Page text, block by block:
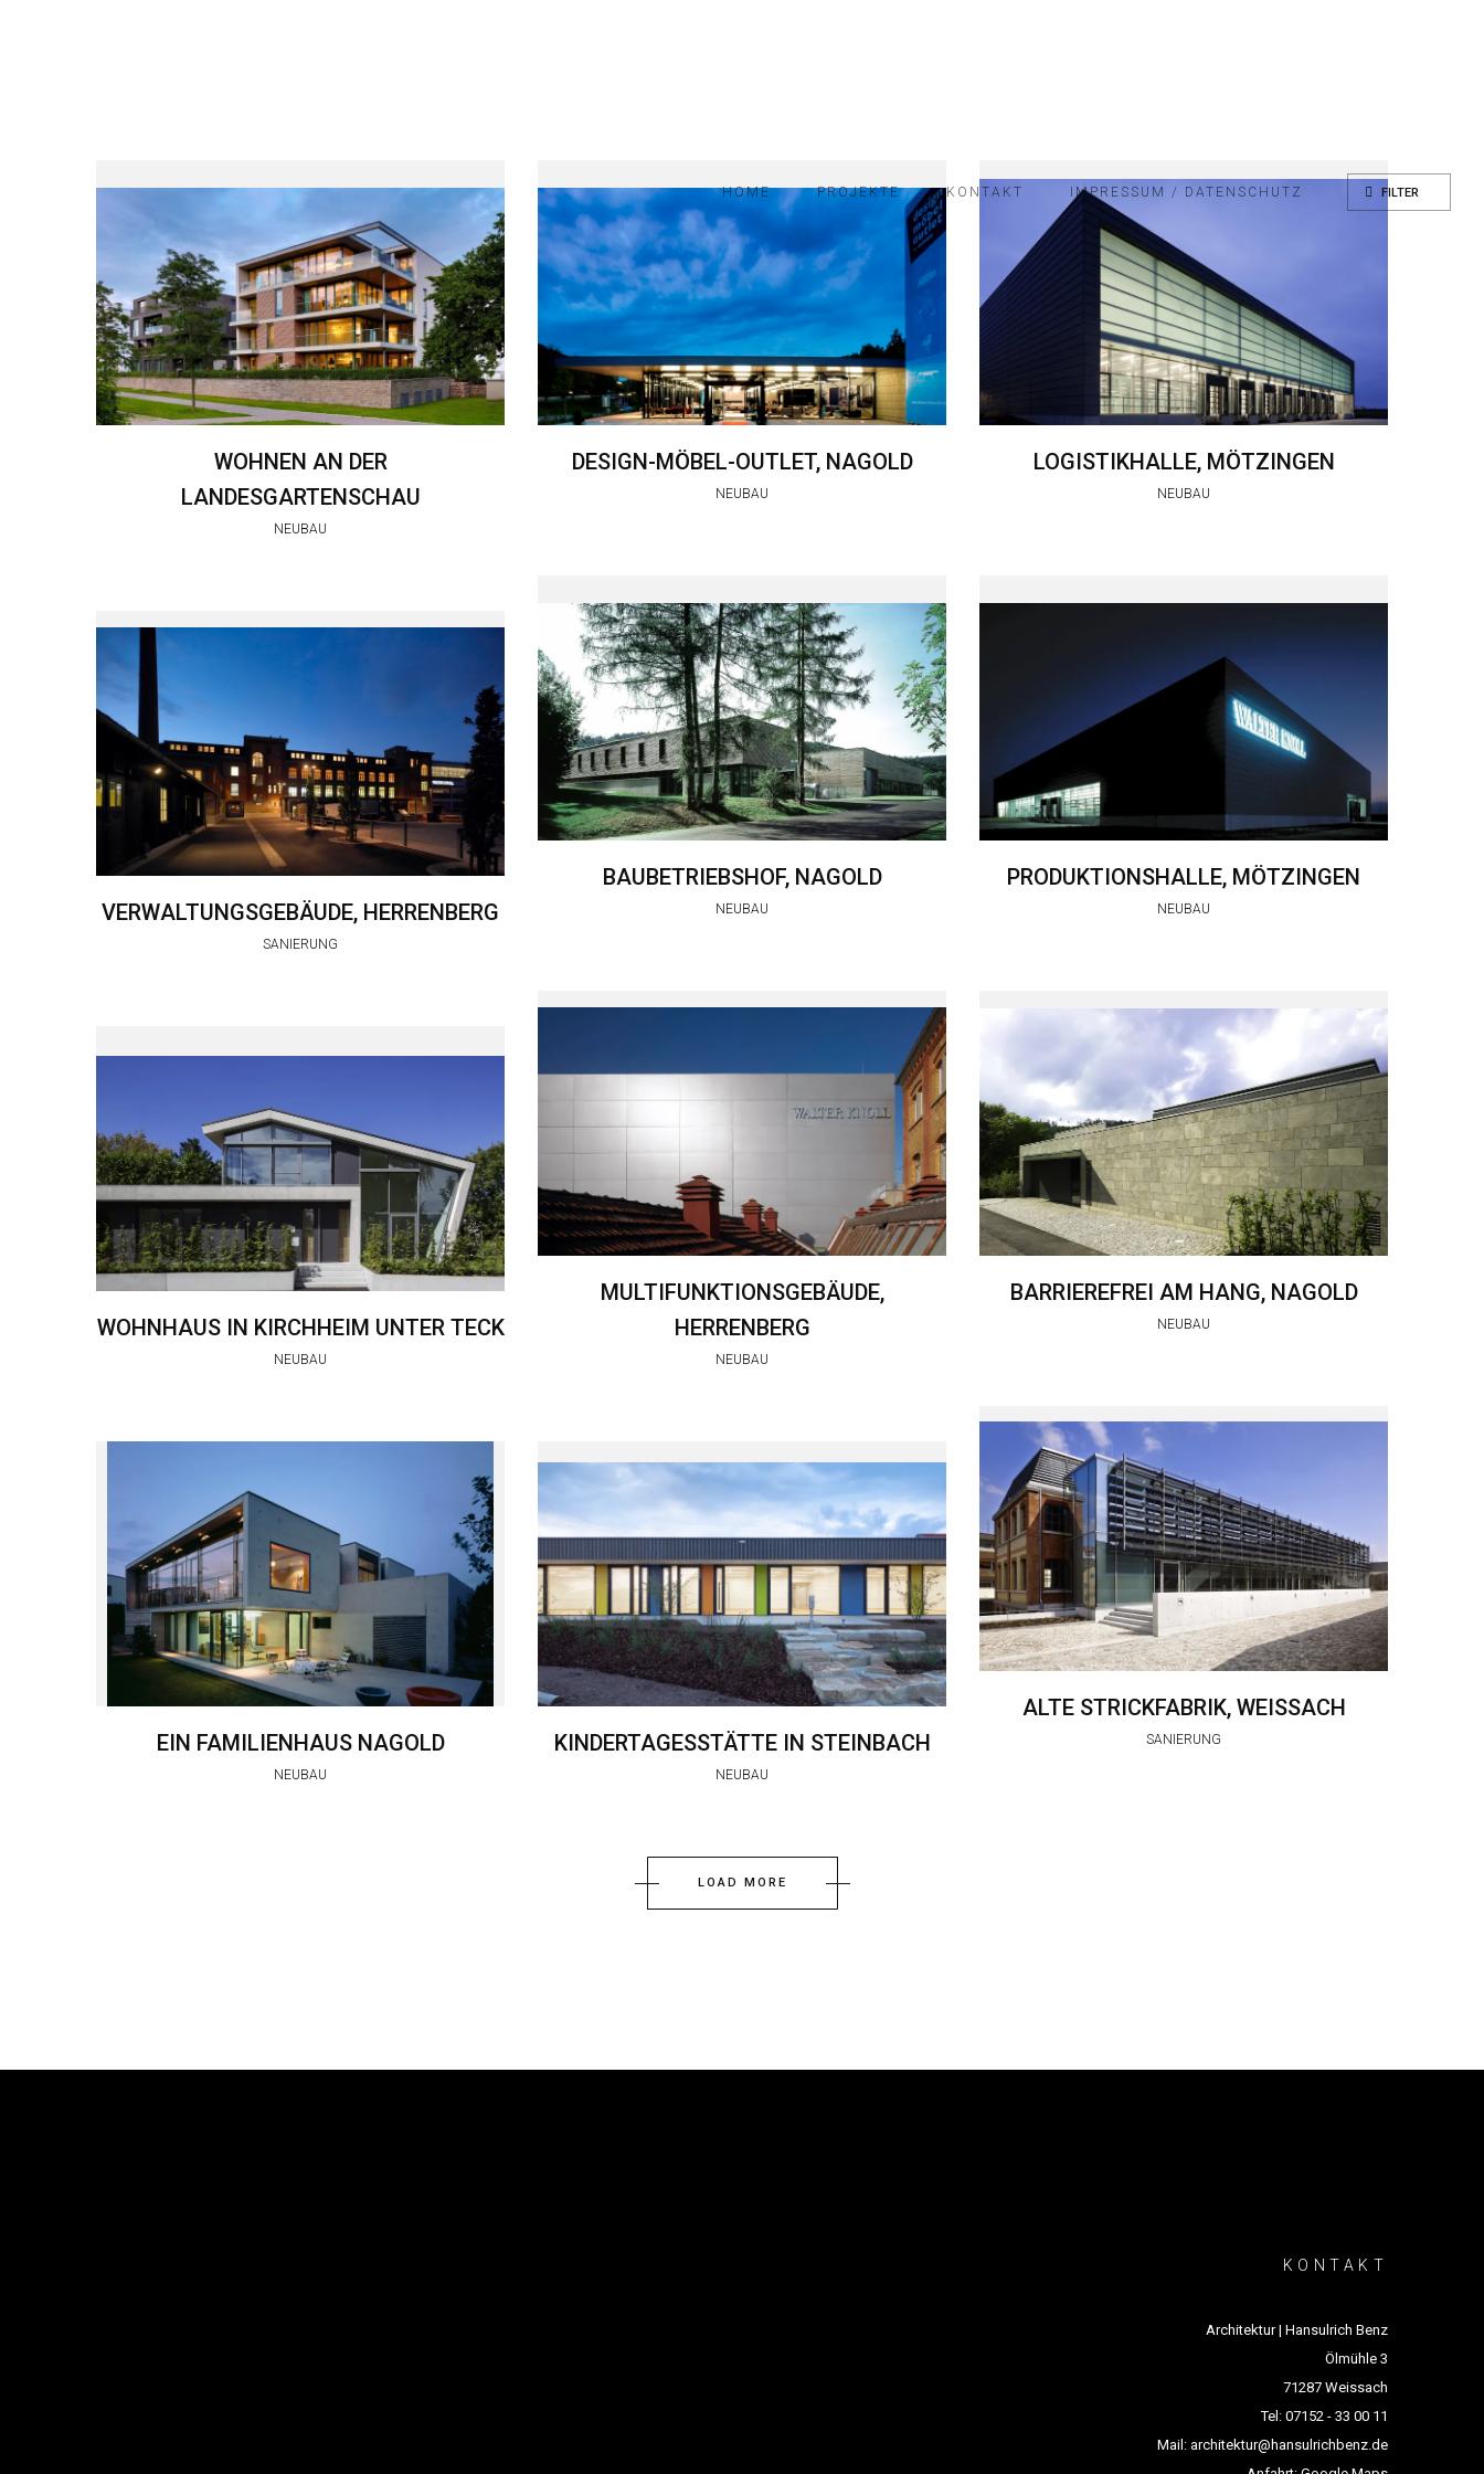
HOME PROJEKTE KONTAKT IMPRESSUM / DATENSCHUTZ FILTER
WOHNEN AN DER
LANDESGARTENSCHAU
NEUBAU
DESIGN-MÖBEL-OUTLET, NAGOLD
NEUBAU
LOGISTIKHALLE, MÖTZINGEN
NEUBAU
BAUBETRIEBSHOF, NAGOLD
NEUBAU
PRODUKTIONSHALLE, MÖTZINGEN
NEUBAU
VERWALTUNGSGEBÄUDE, HERRENBERG
SANIERUNG
MULTIFUNKTIONSGEBÄUDE,
HERRENBERG
NEUBAU
BARRIEREFREI AM HANG, NAGOLD
NEUBAU
WOHNHAUS IN KIRCHHEIM UNTER TECK
NEUBAU
ALTE STRICKFABRIK, WEISSACH
SANIERUNG
EIN FAMILIENHAUS NAGOLD
NEUBAU
KINDERTAGESSTÄTTE IN STEINBACH
NEUBAU
LOAD MORE
KONTAKT
Architektur | Hansulrich Benz
Ölmühle 3
71287 Weissach
Tel: 07152 - 33 00 11
Mail: architektur@hansulrichbenz.de